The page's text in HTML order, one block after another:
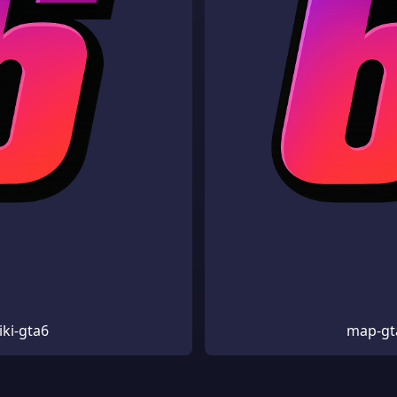
gta6 map-